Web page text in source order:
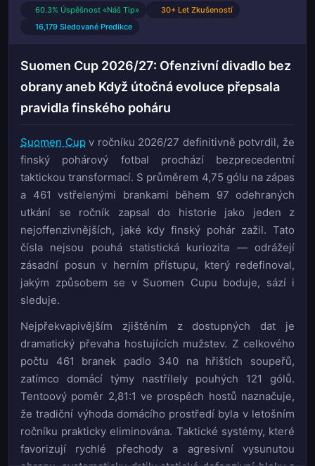
60.3% Úspěšnost «Náš Tip»
30+ Let Zkušeností
16,179 Sledované Predikce
Suomen Cup 2026/27: Ofenzivní divadlo bez
obrany aneb Když útočná evoluce přepsala
pravidla finského poháru
Suomen Cupv ročníku 2026/27 definitivně potvrdil, že
finský pohárový fotbal prochází bezprecedentní
taktickou transformací. S průměrem 4,75 gólu na zápas
a 461 vstřelenými brankami během 97 odehraných
utkání se ročník zapsal do historie jako jeden z
nejoffenzivnějších, jaké kdy finský pohár zažil. Tato
čísla nejsou pouhá statistická kuriozita — odrážejí
zásadní posun v herním přístupu, který redefinoval,
jakým způsobem se v Suomen Cupu boduje, sází i
sleduje.
Nejpřekvapivějším zjištěním z dostupných dat je
dramatický převaha hostujících mužstev. Z celkového
počtu 461 branek padlo 340 na hřištích soupeřů,
zatímco domácí týmy nastřílely pouhých 121 gólů.
Tentoový poměr 2,81:1 ve prospěch hostů naznačuje,
že tradiční výhoda domácího prostředí byla v letošním
ročníku prakticky eliminována. Taktické systémy, které
favorizují rychlé přechody a agresivní vysunutou